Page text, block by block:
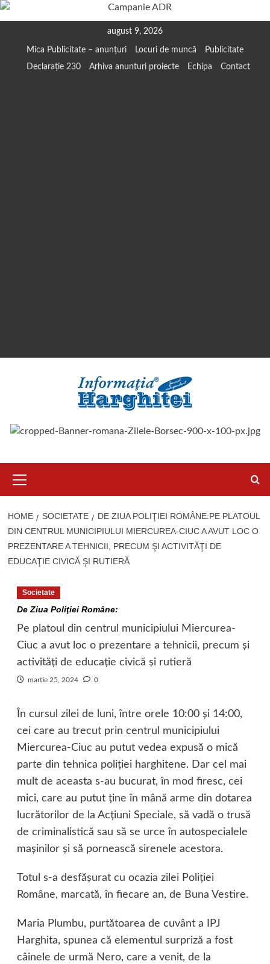
august 9, 2026
Mica Publicitate – anunțuri Locuri de muncă
Publicitate
Declarație 230
Arhiva anunturi proiecte Echipa Contact
Menu
HOME SOCIETATE
DE ZIUA POLIŢIEI ROMÂNE:PE PLATOUL
DIN CENTRUL MUNICIPIULUI MIERCUREA-CIUC A AVUT LOC O
PREZENTARE A TEHNICII, PRECUM ŞI ACTIVITĂŢI DE
EDUCAŢIE CIVICĂ ŞI RUTIERĂ
Societate
De Ziua Poliţiei Române:
Pe platoul din centrul municipiului Miercurea-
Ciuc a avut loc o prezentare a tehnicii, precum şi
activităţi de educaţie civică şi rutieră
martie 25, 2024 0
În cursul zilei de luni, între orele 10:00 şi 14:00,
cei care au trecut prin centrul municipiului
Miercurea-Ciuc au putut vedea expusă o mică
parte din tehnica poliţiei harghitene. Dar cel mai
mult de aceasta s-au bucurat, în mod firesc, cei
mici, care au putut ţine în mână arme din dotarea
lucrătorilor de la Acţiuni Speciale, să vadă o trusă
de criminalistică sau să se urce în autospecialele
maşinilor şi să pornească sirenele acestora.
Totul s-a desfăşurat cu ocazia zilei Poliţiei
Române, marcată, în fiecare an, de Buna Vestire.
Maria Plumbu, purtătoarea de cuvânt a IPJ
Harghita, spunea că elementul surpriză a fost
câinele de urmă Nero, care a venit, de la